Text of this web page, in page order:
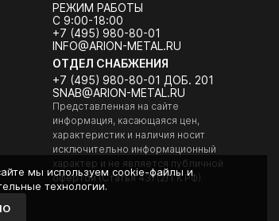
РЕЖИМ РАБОТЫ
С 9:00-18:00
+7 (495) 980-80-01
INFO@ARION-METAL.RU
ОТДЕЛ СНАБЖЕНИЯ
+7 (495) 980-80-01 ДОБ. 201
SNAB@ARION-METAL.RU
Представленная на сайте
информация, касающаяся цен,
характеристик и наличия носит
исключительно информационный
характер и не является публичной
офертой (Статья 437(2) ГК РФ).
мы используем cookie-файлы и
технологии.